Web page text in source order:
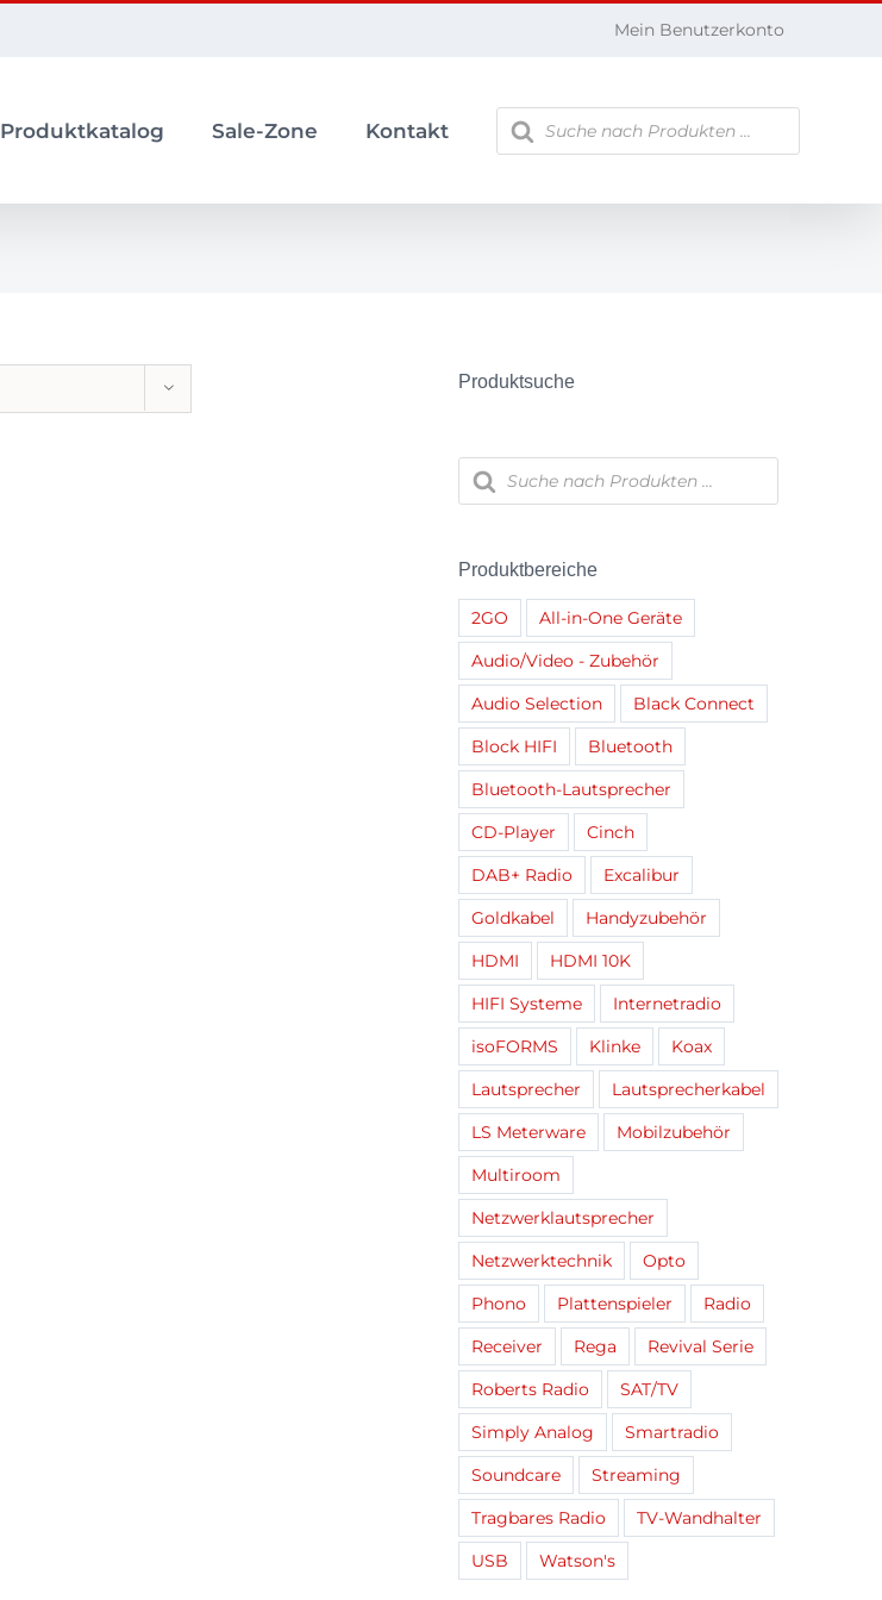
Mein Benutzerkonto
Produktkatalog Sale-Zone Kontakt
Products
search
Produktsuche
Products
search
Produktbereiche
2GO
All-in-One Geräte
Audio/Video - Zubehör
Audio Selection
Black Connect
Block HIFI
Bluetooth
Bluetooth-Lautsprecher
CD-Player
Cinch
DAB+ Radio
Excalibur
Goldkabel
Handyzubehör
HDMI
HDMI 10K
HIFI Systeme
Internetradio
isoFORMS
Klinke
Koax
Lautsprecher
Lautsprecherkabel
LS Meterware
Mobilzubehör
Multiroom
Netzwerklautsprecher
Netzwerktechnik
Opto
Phono
Plattenspieler
Radio
Receiver
Rega
Revival Serie
Roberts Radio
SAT/TV
Simply Analog
Smartradio
Soundcare
Streaming
Tragbares Radio
TV-Wandhalter
USB
Watson's